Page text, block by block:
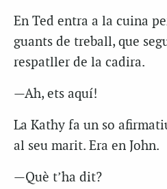
En Ted entra a la cuina
guants de treball, que
respatller de la cadira.
—Ah, ets aquí!
La Kathy fa un so
al seu marit. Era en John.
—Què t’ha dit?